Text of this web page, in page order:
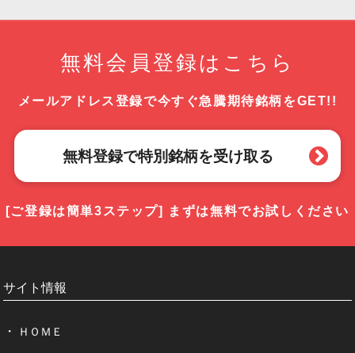
無料会員登録はこちら
メールアドレス登録で今すぐ急騰期待銘柄をGET!!
無料登録で特別銘柄を受け取る
[ご登録は簡単3ステップ] まずは無料でお試しください
サイト情報
ＨＯＭＥ